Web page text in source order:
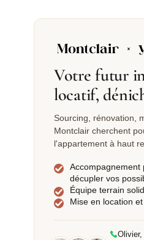
Votre futur
locatif,
Sourcing, rénovation,
Montclair cherchent
l'appartement à haut
Accompagnement
décupler vos
Équipe terrain
Mise en location